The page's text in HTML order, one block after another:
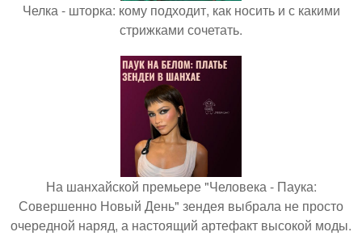
Челка - шторка: кому подходит, как носить и с какими
стрижками сочетать.
На шанхайской премьере "Человека - Паука:
Совершенно Новый День" зендея выбрала не просто
очередной наряд, а настоящий артефакт высокой моды.